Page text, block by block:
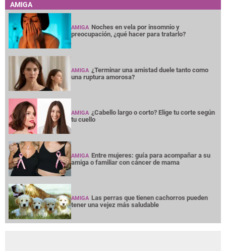
AMIGA
AMIGA Noches en vela por insomnio y
preocupación, ¿qué hacer para tratarlo?
AMIGA ¿Terminar una amistad duele tanto como
una ruptura amorosa?
AMIGA ¿Cabello largo o corto? Elige tu corte según
tu cuello
AMIGA Entre mujeres: guía para acompañar a su
amiga o familiar con cáncer de mama
AMIGA Las perras que tienen cachorros pueden
tener una vejez más saludable